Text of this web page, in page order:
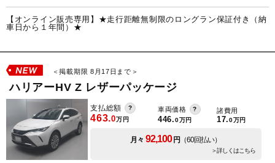
【オンライン販売専用】★走行距離無制限のロングラン保証付き（納
車日から１年間）★
＜掲載期限 8月17日まで＞
ハリアーHV Z レザーパッケージ
支払総額
463.0万円
車両価格
446.0万円
諸費用
17.0万円
月々 92,100円 （60回払い）
＞詳しくはこちら